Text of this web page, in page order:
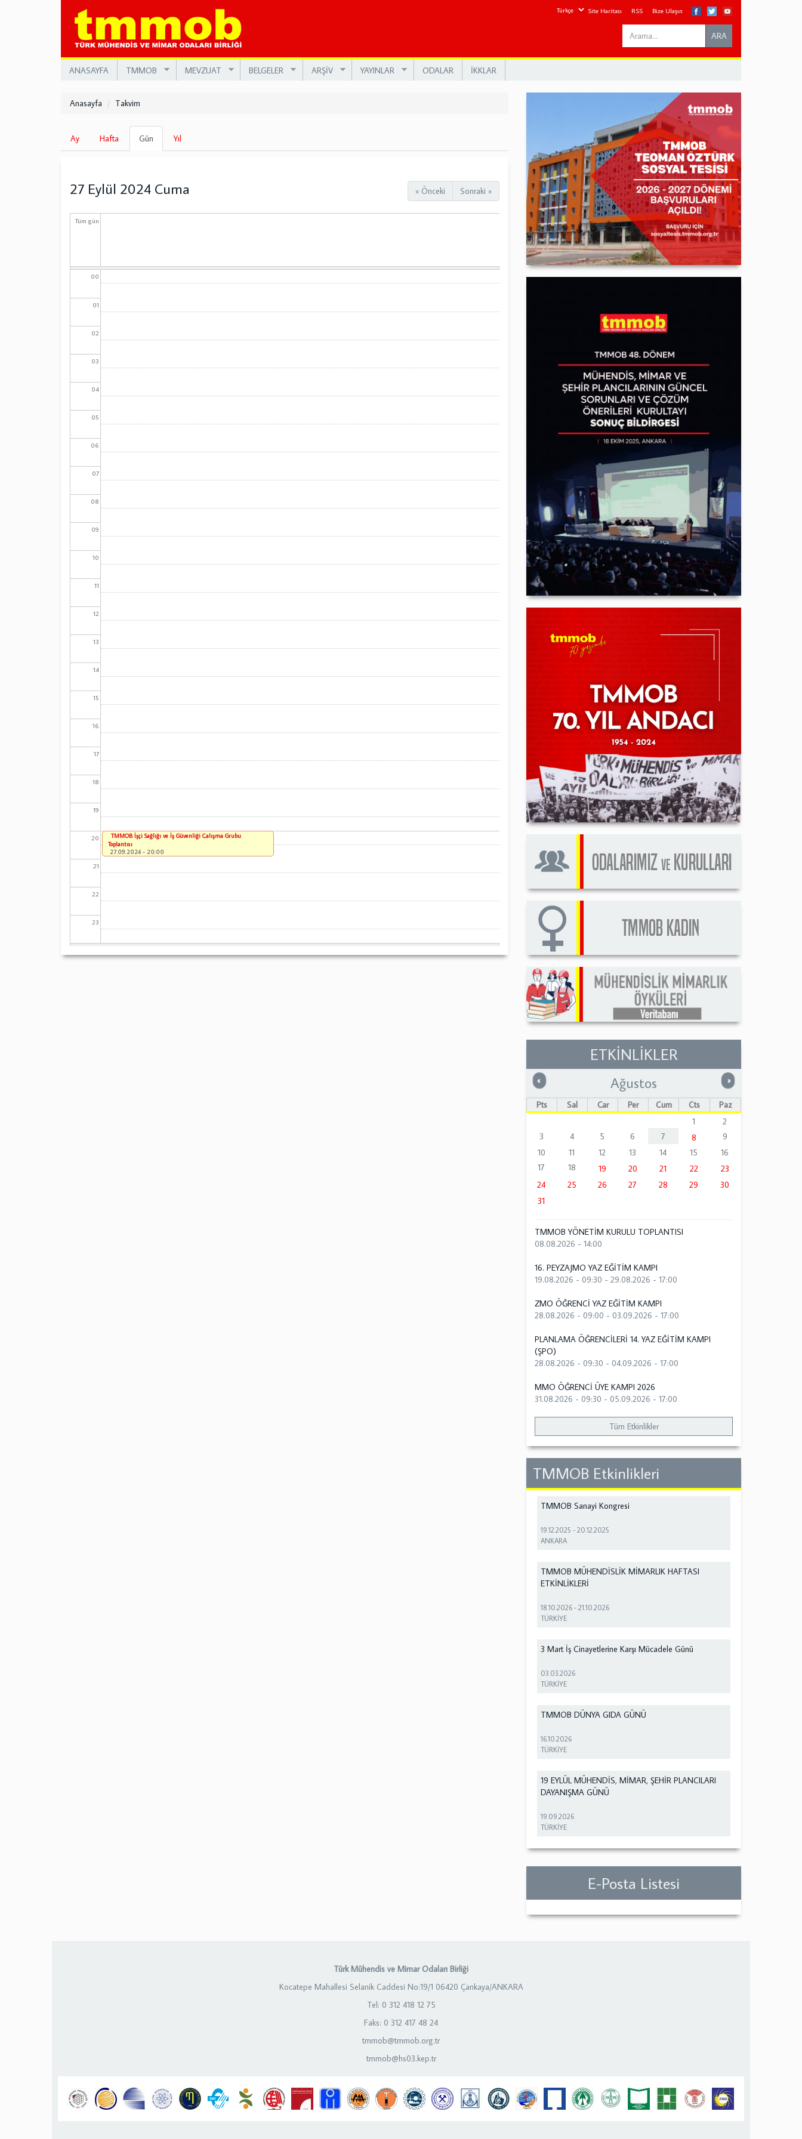
Site Haritası RSS Bize Ulaşın
Search
this
ARA
ANASAYFA TMMOB MEVZUAT BELGELER ARŞİV YAYINLAR ODALAR İKKLAR
Anasayfa Takvim
Birincil
sekmeler
Ay Hafta Gün
sekme)
Yıl
« Önceki Sonraki »
27 Eylül 2024 Cuma
Tüm gün
00
01
02
03
04
05
06
07
08
09
10
11
12
13
14
15
16
17
18
19
20
21
22
23
TMMOB İşçi Sağlığı ve İş Güvenliği Çalışma Grubu
Toplantısı
27.09.2024 - 20:00
ETKİNLİKLER
« Önceki »Sonraki
Ağustos
Pts Sal Çar Per Cum Cts
Paz
1
2
3
4 5 6 7 8
9
10
11 12 13 14 15
16
17
18 19 20 21 22
23
24
25 26 27 28 29
30
31
TMMOB YÖNETİM KURULU TOPLANTISI
08.08.2026 - 14:00
16. PEYZAJMO YAZ EĞİTİM KAMPI
19.08.2026 - 09:30 -29.08.2026 - 17:00
ZMO ÖĞRENCİ YAZ EĞİTİM KAMPI
28.08.2026 - 09:00 -03.09.2026 - 17:00
PLANLAMA ÖĞRENCİLERİ 14. YAZ EĞİTİM KAMPI
(ŞPO)
28.08.2026 - 09:30 -04.09.2026 - 17:00
MMO ÖĞRENCİ ÜYE KAMPI 2026
31.08.2026 - 09:30 -05.09.2026 - 17:00
Tüm Etkinlikler
TMMOB Etkinlikleri
TMMOB Sanayi Kongresi
19.12.2025 -20.12.2025
ANKARA
TMMOB MÜHENDİSLİK MİMARLIK HAFTASI
ETKİNLİKLERİ
18.10.2026 -21.10.2026
TÜRKİYE
3 Mart İş Cinayetlerine Karşı Mücadele Günü
03.03.2026
TÜRKİYE
TMMOB DÜNYA GIDA GÜNÜ
16.10.2026
TÜRKİYE
19 EYLÜL MÜHENDİS, MİMAR, ŞEHİR PLANCILARI
DAYANIŞMA GÜNÜ
19.09.2026
TÜRKİYE
E-Posta Listesi
Türk Mühendis ve Mimar Odaları Birliği
Kocatepe Mahallesi Selanik Caddesi No:19/1 06420 Çankaya/ANKARA
Tel: 0 312 418 12 75
Faks: 0 312 417 48 24
tmmob@tmmob.org.tr
tmmob@hs03.kep.tr